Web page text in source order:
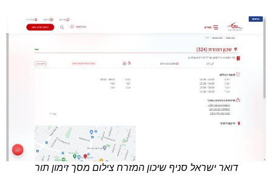
דואר ישראל סניף שיכון המזרח צילום מסך זימון תור